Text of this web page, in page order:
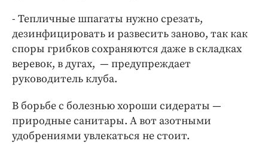
- Тепличные шпагаты нужно срезать,
дезинфицировать и развесить заново, так как
споры грибков сохраняются даже в складках
веревок, в дугах, — предупреждает
руководитель клуба.
В борьбе с болезнью хороши сидераты —
природные санитары. А вот азотными
удобрениями увлекаться не стоит.